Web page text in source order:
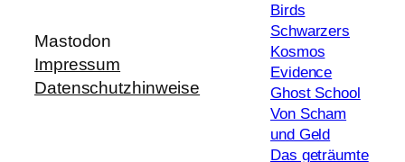
Mastodon
Impressum
Datenschutzhinweise
Birds
Schwarzers
Kosmos
Evidence
Ghost School
Von Scham
und Geld
Das geträumte